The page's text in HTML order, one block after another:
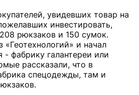
увидевших товар на
инвестировать,
рюкзаков и 150 сумок.
«Геотехнологий» и начал
- фабрику галантереи или
рассказали, что в
спецодежды, там и